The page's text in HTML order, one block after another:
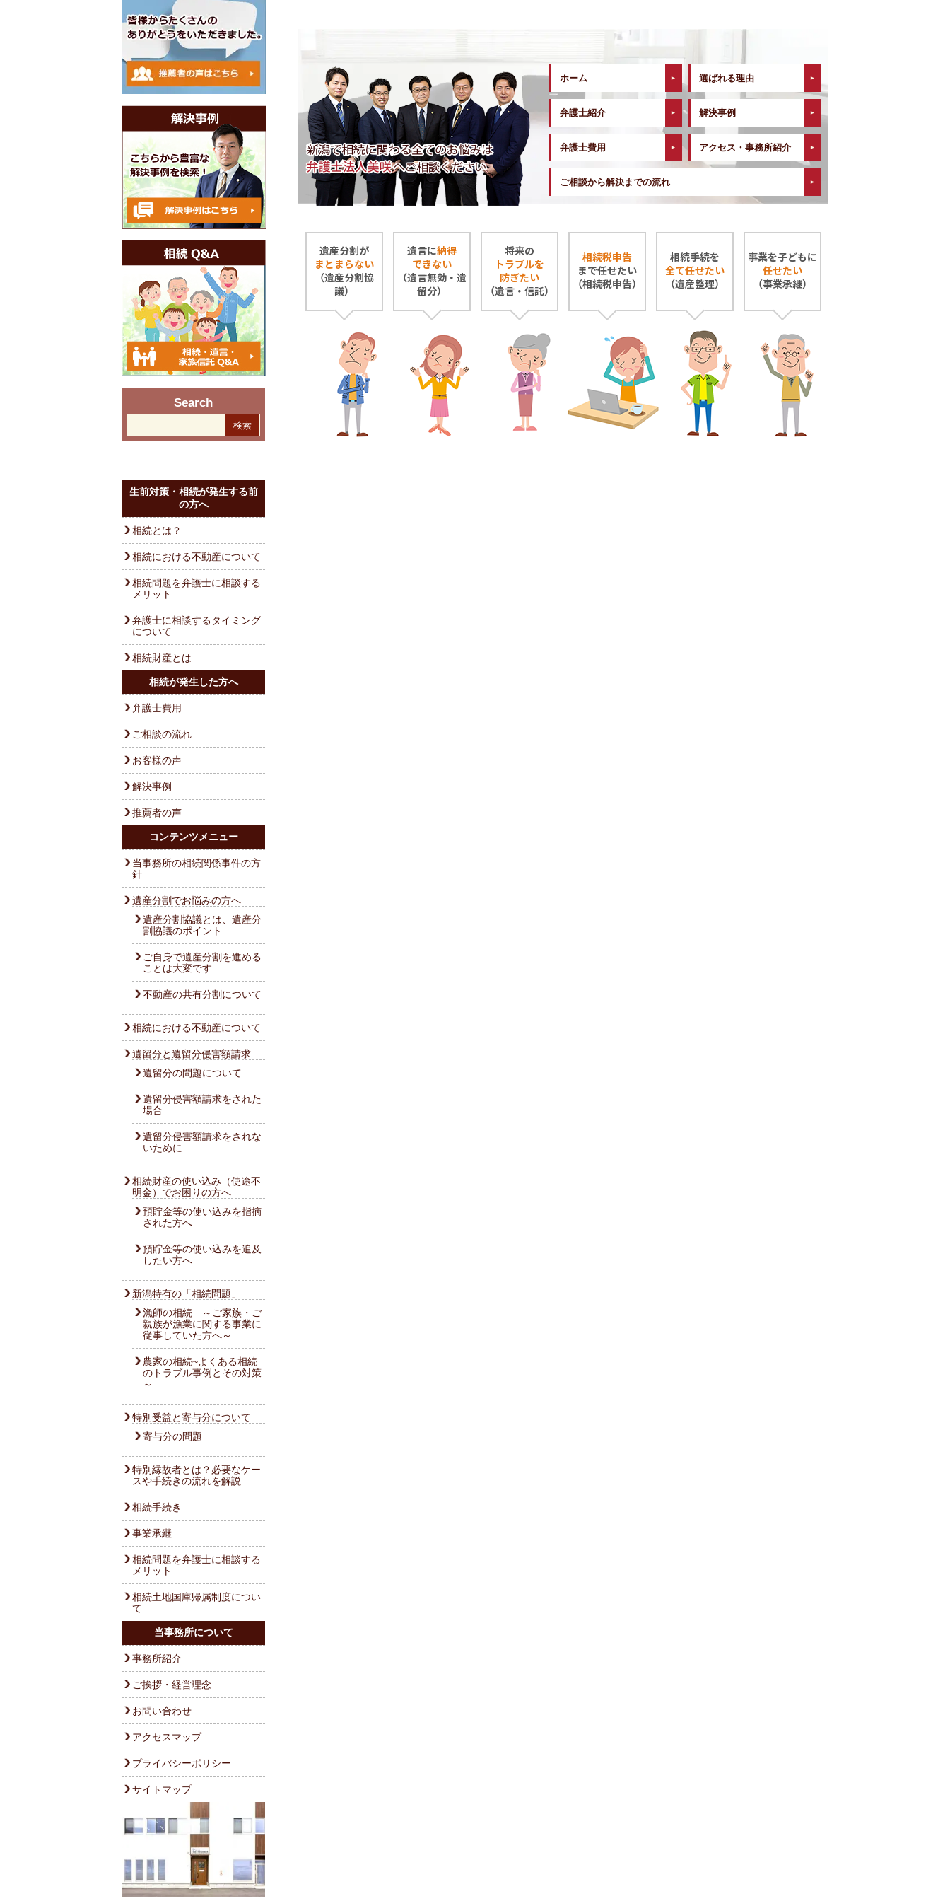
Search
生前対策・相続が発生する前
の方へ
相続とは？
相続における不動産について
相続問題を弁護士に相談する
メリット
弁護士に相談するタイミング
について
相続財産とは
相続が発生した方へ
弁護士費用
ご相談の流れ
お客様の声
解決事例
推薦者の声
コンテンツメニュー
当事務所の相続関係事件の方
針
遺産分割でお悩みの方へ
遺産分割協議とは、遺産分
割協議のポイント
ご自身で遺産分割を進める
ことは大変です
不動産の共有分割について
相続における不動産について
遺留分と遺留分侵害額請求
遺留分の問題について
遺留分侵害額請求をされた
場合
遺留分侵害額請求をされな
いために
相続財産の使い込み（使途不
明金）でお困りの方へ
預貯金等の使い込みを指摘
された方へ
預貯金等の使い込みを追及
したい方へ
新潟特有の「相続問題」
漁師の相続 ～ご家族・ご
親族が漁業に関する事業に
従事していた方へ～
農家の相続~よくある相続
のトラブル事例とその対策
～
特別受益と寄与分について
寄与分の問題
特別縁故者とは？必要なケー
スや手続きの流れを解説
相続手続き
事業承継
相続問題を弁護士に相談する
メリット
相続土地国庫帰属制度につい
て
当事務所について
事務所紹介
ご挨拶・経営理念
お問い合わせ
アクセスマップ
プライバシーポリシー
サイトマップ
ホーム 選ばれる理由
弁護士紹介 解決事例
弁護士費用 アクセス・事務所紹介
ご相談から解決までの流れ
遺産分割が
まとまらない
（遺産分割協
議）
遺言に納得
できない
（遺言無効・遺
留分）
将来の
トラブルを
防ぎたい
（遺言・信託）
相続税申告
まで任せたい
（相続税申告）
相続手続を
全て任せたい
（遺産整理）
事業を子どもに
任せたい
（事業承継）